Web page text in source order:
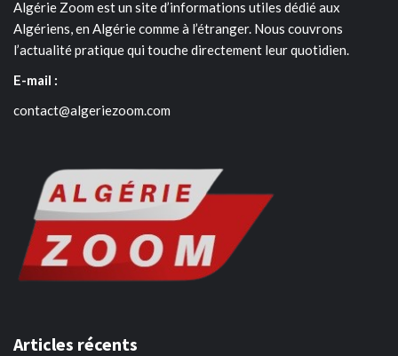
Algérie Zoom est un site d’informations utiles dédié aux
Algériens, en Algérie comme à l’étranger. Nous couvrons
l’actualité pratique qui touche directement leur quotidien.
E-mail :
contact@algeriezoom.com
Articles récents